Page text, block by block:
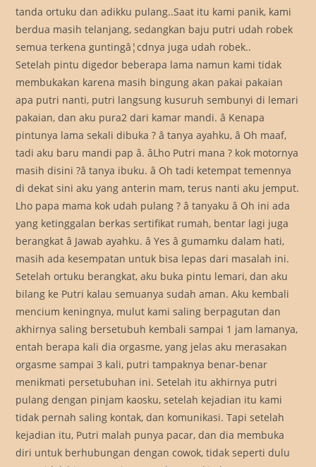
tanda ortuku dan adikku pulang..Saat itu kami panik, kami
berdua masih telanjang, sedangkan baju putri udah robek
semua terkena guntingâ¦cdnya juga udah robek..
Setelah pintu digedor beberapa lama namun kami tidak
membukakan karena masih bingung akan pakai pakaian
apa putri nanti, putri langsung kusuruh sembunyi di lemari
pakaian, dan aku pura2 dari kamar mandi. â Kenapa
pintunya lama sekali dibuka ? â tanya ayahku, â Oh maaf,
tadi aku baru mandi pap â. âLho Putri mana ? kok motornya
masih disini ?â tanya ibuku. â Oh tadi ketempat temennya
di dekat sini aku yang anterin mam, terus nanti aku jemput.
Lho papa mama kok udah pulang ? â tanyaku â Oh ini ada
yang ketinggalan berkas sertifikat rumah, bentar lagi juga
berangkat â Jawab ayahku. â Yes â gumamku dalam hati,
masih ada kesempatan untuk bisa lepas dari masalah ini.
Setelah ortuku berangkat, aku buka pintu lemari, dan aku
bilang ke Putri kalau semuanya sudah aman. Aku kembali
mencium keningnya, mulut kami saling berpagutan dan
akhirnya saling bersetubuh kembali sampai 1 jam lamanya,
entah berapa kali dia orgasme, yang jelas aku merasakan
orgasme sampai 3 kali, putri tampaknya benar-benar
menikmati persetubuhan ini. Setelah itu akhirnya putri
pulang dengan pinjam kaosku, setelah kejadian itu kami
tidak pernah saling kontak, dan komunikasi. Tapi setelah
kejadian itu, Putri malah punya pacar, dan dia membuka
diri untuk berhubungan dengan cowok, tidak seperti dulu